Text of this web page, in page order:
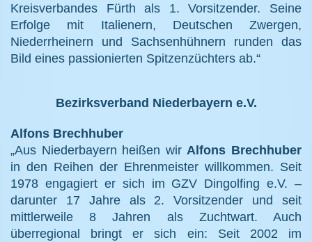
Kreisverbandes Fürth als 1. Vorsitzender. Seine
Erfolge mit Italienern, Deutschen Zwergen,
Niederrheinern und Sachsenhühnern runden das
Bild eines passionierten Spitzenzüchters ab.“
Bezirksverband Niederbayern e.V.
Alfons Brechhuber
„Aus Niederbayern heißen wir Alfons Brechhuber
in den Reihen der Ehrenmeister willkommen. Seit
1978 engagiert er sich im GZV Dingolfing e.V. –
darunter 17 Jahre als 2. Vorsitzender und seit
mittlerweile 8 Jahren als Zuchtwart. Auch
überregional bringt er sich ein: Seit 2002 im